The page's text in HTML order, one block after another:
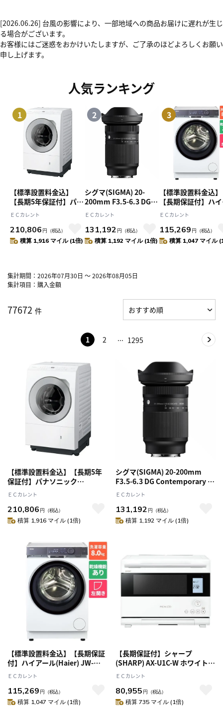
[2026.06.26] 台風の影響により、一部地域への商品お届けに遅れが生じ
る場合がございます。
お客様にはご迷惑をおかけいたしますが、ご了承のほどよろしくお願い
申し上げます。
人気ランキング
1
【標準設置料金込】
【長期5年保証付】パナ
ソニック(Panasonic)
ホワイト ななめドラム
洗濯乾燥機 左開き 洗濯
ＥＣカレント
210,806 円 （税込）
積算 1,916 マイル (1倍)
2
シグマ(SIGMA) 20-
200mm F3.5-6.3 DG
Contemporary ソニー
高倍率ズームレンズ
ＥＣカレント
131,192 円 （税込）
積算 1,192 マイル (1倍)
3
【標準設置料金込】
【長期保証付】ハ
ール(Haier) JW-
DeLAITO Step ド
式洗濯乾燥機 左開
ＥＣカレント
115,269 円 （税込）
積算 1,047 マイル
集計期間：2026年07月30日 ～ 2026年08月05日
集計項目：購入金額
77672 件
1 2 1295
【標準設置料金込】【長期5年
保証付】パナソニック
(Panasonic) NA-LX113EL-W マ
ットホワイト ななめドラム洗濯
乾燥機 左開き 洗濯11kg/乾燥
6kg
ＥＣカレント
210,806 円 （税込）
積算 1,916 マイル (1倍)
シグマ(SIGMA) 20-200mm
F3.5-6.3 DG Contemporary ソ
ニーEマウント フルサイズ 高倍
率ズームレンズ
ＥＣカレント
131,192 円 （税込）
積算 1,192 マイル (1倍)
【標準設置料金込】【長期保証
付】ハイアール(Haier) JW-
FP80A-W ホワイト DeLAITO
き 洗濯8kg/乾燥4kg ディライト
ＥＣカレント
115,269 円 （税込）
積算 1,047 マイル (1倍)
【長期保証付】シャープ
(SHARP) AX-U1C-W ホワイト
ヘルシオ ウォーターオーブン
ＥＣカレント
80,955 円 （税込）
積算 735 マイル (1倍)